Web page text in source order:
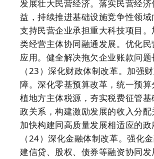
发展壮大民营经济。落实民营经
益，持续推进基础设施竞争性领
支持民营企业承担重大科技项目
类经营主体协同融通发展。优化
应用。健全解决拖欠企业账款问
（23）深化财政体制改革。加强
障。深化零基预算改革，统一预
植地方主体税源，夯实税费征管
政关系，构建激励发展的收入分
加快构建同高质量发展相适应的
（24）深化金融体制改革。强化
建信贷、股权、债券等融资协同